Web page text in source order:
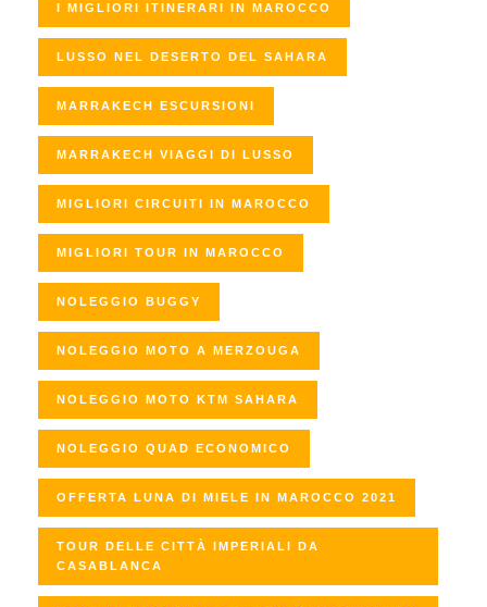
I MIGLIORI ITINERARI IN MAROCCO
LUSSO NEL DESERTO DEL SAHARA
MARRAKECH ESCURSIONI
MARRAKECH VIAGGI DI LUSSO
MIGLIORI CIRCUITI IN MAROCCO
MIGLIORI TOUR IN MAROCCO
NOLEGGIO BUGGY
NOLEGGIO MOTO A MERZOUGA
NOLEGGIO MOTO KTM SAHARA
NOLEGGIO QUAD ECONOMICO
OFFERTA LUNA DI MIELE IN MAROCCO 2021
TOUR DELLE CITTÀ IMPERIALI DA
CASABLANCA